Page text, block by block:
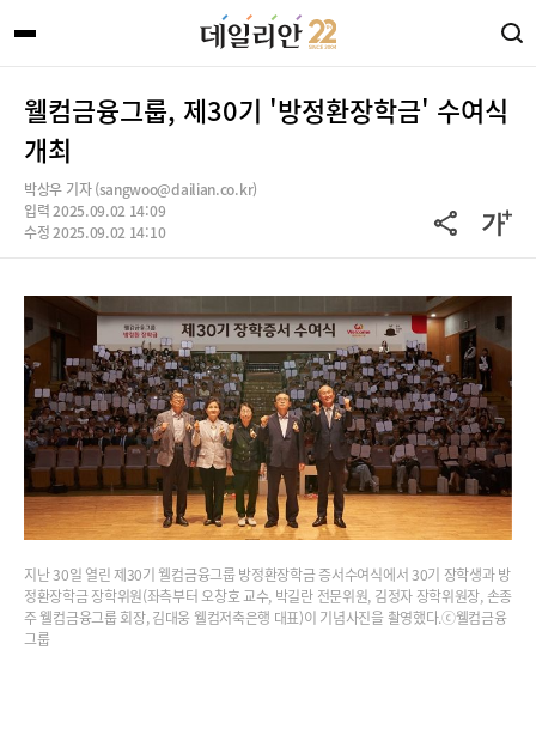
웰컴금융그룹, 제30기 '방정환장학금' 수여식
개최
박상우 기자 (sangwoo@dailian.co.kr)
입력 2025.09.02 14:09
수정 2025.09.02 14:10
지난 30일 열린 제30기 웰컴금융그룹 방정환장학금 증서수여식에서 30기 장학생과 방
정환장학금 장학위원(좌측부터 오창호 교수, 박길란 전문위원, 김정자 장학위원장, 손종
주 웰컴금융그룹 회장, 김대웅 웰컴저축은행 대표)이 기념사진을 촬영했다.ⓒ웰컴금융
그룹